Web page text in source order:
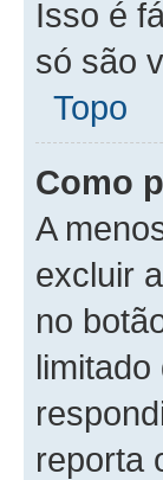
Isso é
só são
Topo
Como
A
excluir
no
reporta